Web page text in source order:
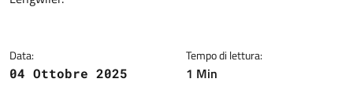
Data:
04 Ottobre 2025
Tempo di lettura:
1 Min